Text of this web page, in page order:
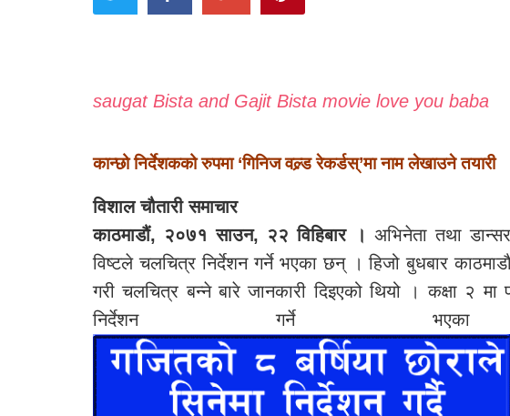
saugat Bista and Gajit Bista movie love you baba
कान्छो निर्देशकको रुपमा ‘गिनिज वल्र्ड रेकर्डस्’मा नाम लेखाउने तयारी
विशाल चौतारी समाचार
काठमाडौं, २०७१ साउन, २२ विहिबार । अभिनेता तथा
विष्टले चलचित्र निर्देशन गर्ने भएका छन् । हिजो बुधबार
गरी चलचित्र बन्ने बारे जानकारी दिइएको थियो । कक्षा २ मा
निर्देशन गर्ने